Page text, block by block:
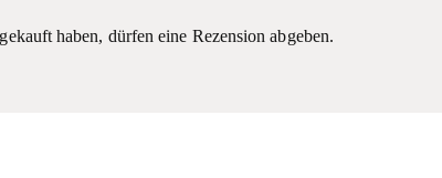
haben, dürfen eine Rezension abgeben.